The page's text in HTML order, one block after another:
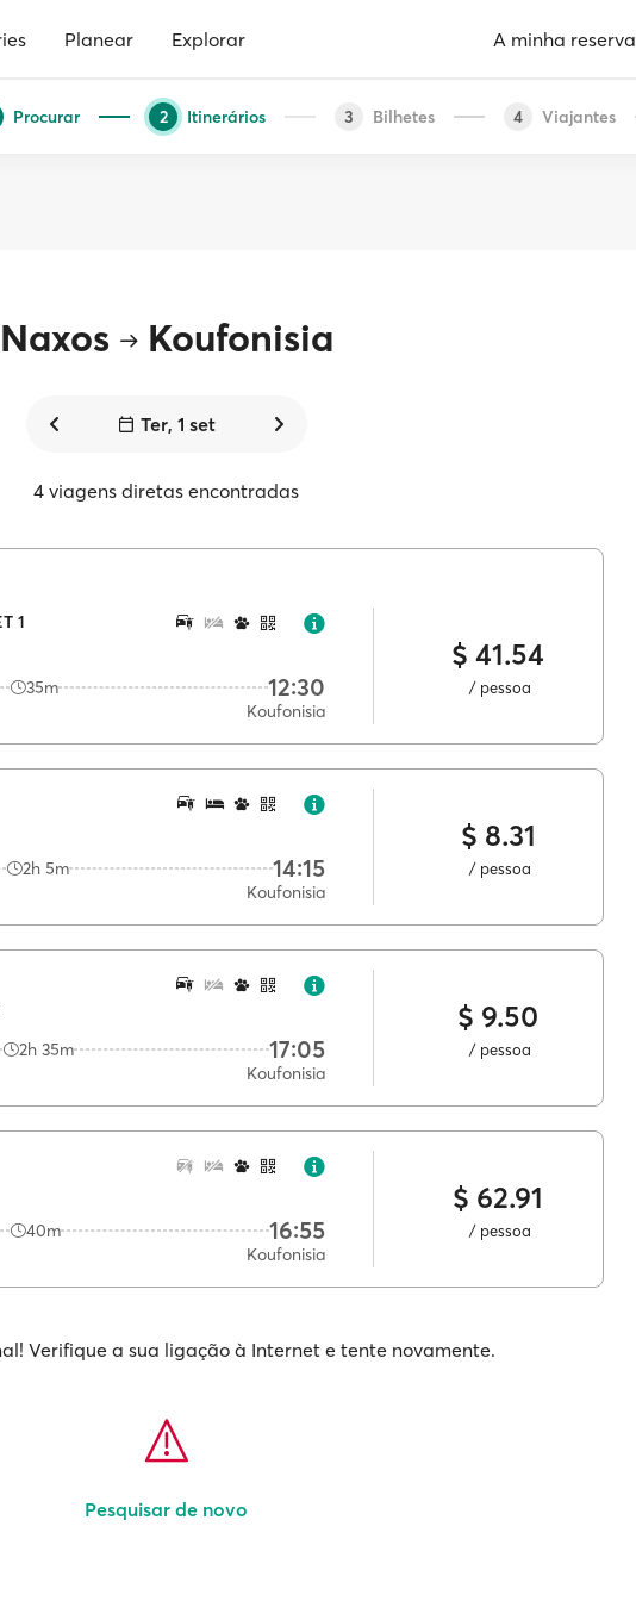
Planear Explorar A minha reserva
Procurar 2 Itinerários 3 Bilhetes 4 Viajantes
Naxos Koufonisia
Ter, 1 set
4 viagens diretas encontradas
1
35m 12:30
Koufonisia
$ 41.54
/ pessoa
2h 5m 14:15
Koufonisia
$ 8.31
/ pessoa
2h 35m 17:05
Koufonisia
$ 9.50
/ pessoa
40m 16:55
Koufonisia
$ 62.91
/ pessoa
Verifique a sua ligação à Internet e tente novamente.
Pesquisar de novo